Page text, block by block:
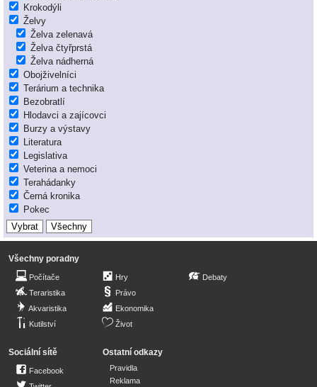
Krokodýli
Želvy
Želva zelenavá
Želva čtyřprstá
Želva nádherná
Obojživelníci
Terárium a technika
Bezobratlí
Hlodavci a zajícovci
Burzy a výstavy
Literatura
Legislativa
Veterina a nemoci
Terahádanky
Černá kronika
Pokec
Všechny poradny
Počítače
Teraristika
Akvaristika
Kutilství
Hry
Právo
Ekonomika
Život
Debaty
Sociální sítě
Facebook
Ostatní odkazy
Pravidla
Reklama